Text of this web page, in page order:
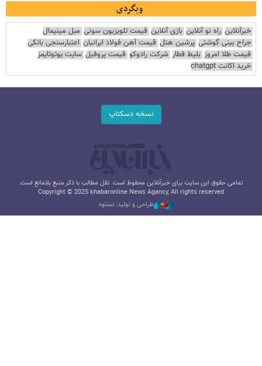
وبگردی
خبرآنلاین راه نو آنلاین بازی آنلاین قیمت تلویزیون سونی مبل مینیمال
جراح بینی گوشتی پرشین هتل قیمت آهن فولاد ایرانیان اعتبارسنجی بانکی
قیمت طلا امروز بلیط قطار شرکت رادوکو قیمت پروفیل سایت یوتوتایمز
خرید اکانت chatgpt
نسخه دسکتاپ
تمامی حقوق این سایت برای خبرآنلاین محفوظ است. نقل مطالب با ذکر منبع بلامانع است.
Copyright © 2025 khabaronline News Agancy, All rights reserved
طراحی و تولید: نستوه